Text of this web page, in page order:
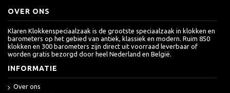
OVER ONS
Klaren Klokkenspeciaalzaak is de grootste speciaalzaak in klokken en
barometers op het gebied van antiek, klassiek en modern. Ruim 850
klokken en 300 barometers zijn direct uit voorraad leverbaar of
worden gratis bezorgd door heel Nederland en België.
INFORMATIE
Over ons